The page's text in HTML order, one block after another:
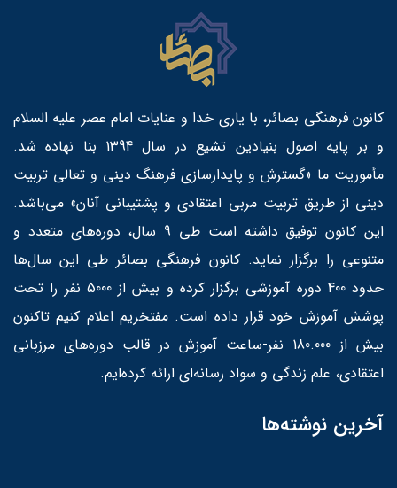
کانون فرهنگی بصائر، با یاری خدا و عنایات امام عصر علیه السلام
و بر پایه اصول بنیادین تشیع در سال 1394 بنا نهاده شد.
مأموریت ما «گسترش و پایدارسازی فرهنگ دینی و تعالی تربیت
دینی از طریق تربیت مربی اعتقادی و پشتیبانی آنان» می‌باشد.
این کانون توفیق داشته است طی 9 سال، دوره‌های متعدد و
متنوعی را برگزار نماید. کانون فرهنگی بصائر طی این سال‌ها
حدود 400 دوره آموزشی برگزار کرده و بیش از 5000 نفر را تحت
پوشش آموزش خود قرار داده است. مفتخریم اعلام کنیم تاکنون
بیش از 180.000 نفر-ساعت آموزش در قالب دوره‌های مرزبانی
اعتقادی، علم زندگی و سواد رسانه‌ای ارائه کرده‌ایم.
آخرین نوشته‌ها